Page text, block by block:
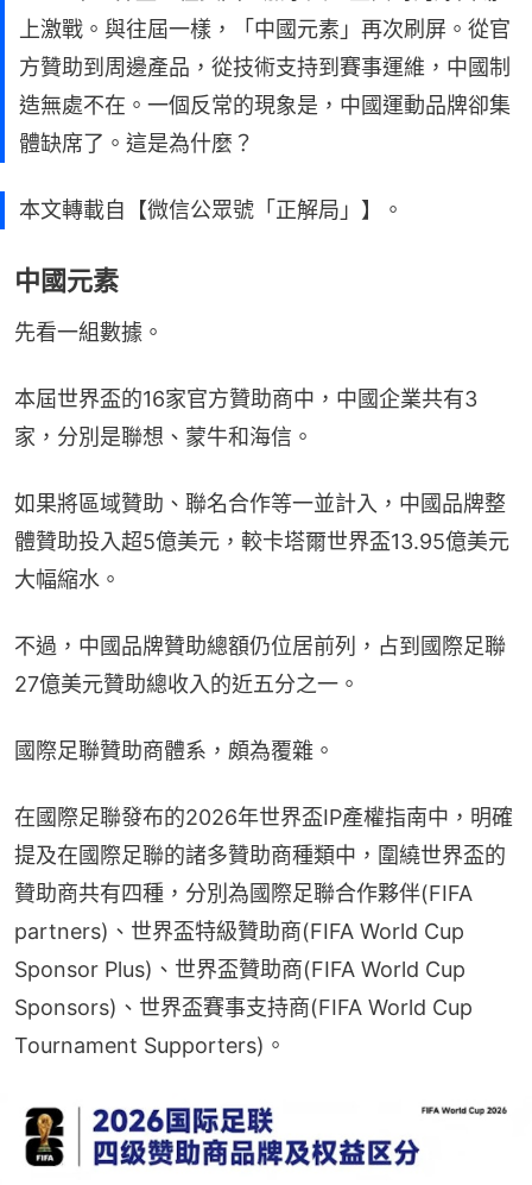
上激戰。與往屆一樣，「中國元素」再次刷屏。從官
方贊助到周邊產品，從技術支持到賽事運維，中國制
造無處不在。一個反常的現象是，中國運動品牌卻集
體缺席了。這是為什麼？
本文轉載自【微信公眾號「正解局」】。
中國元素
先看一組數據。
本屆世界盃的16家官方贊助商中，中國企業共有3
家，分別是聯想、蒙牛和海信。
如果將區域贊助、聯名合作等一並計入，中國品牌整
體贊助投入超5億美元，較卡塔爾世界盃13.95億美元
大幅縮水。
不過，中國品牌贊助總額仍位居前列，占到國際足聯
27億美元贊助總收入的近五分之一。
國際足聯贊助商體系，頗為覆雜。
在國際足聯發布的2026年世界盃IP產權指南中，明確
提及在國際足聯的諸多贊助商種類中，圍繞世界盃的
贊助商共有四種，分別為國際足聯合作夥伴(FIFA
partners)、世界盃特級贊助商(FIFA World Cup
Sponsor Plus)、世界盃贊助商(FIFA World Cup
Sponsors)、世界盃賽事支持商(FIFA World Cup
Tournament Supporters)。